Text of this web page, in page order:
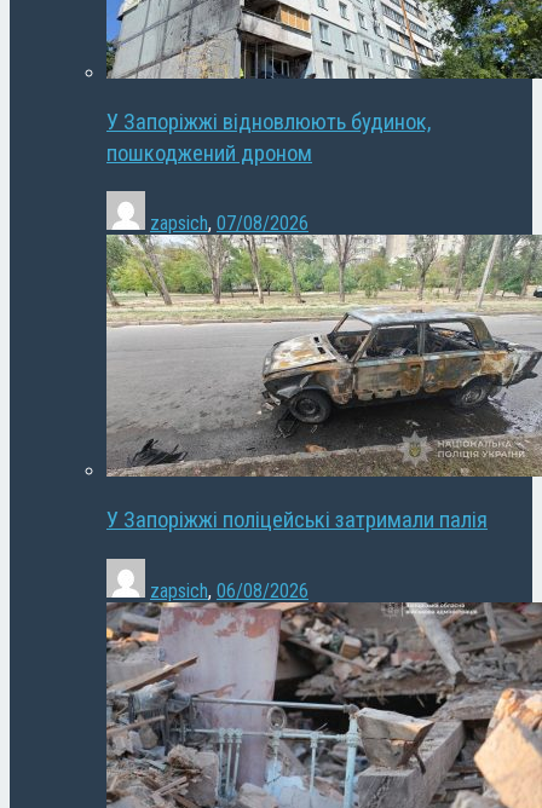
У Запоріжжі відновлюють будинок,
пошкоджений дроном
zapsich, 07/08/2026
У Запоріжжі поліцейські затримали палія
zapsich, 06/08/2026